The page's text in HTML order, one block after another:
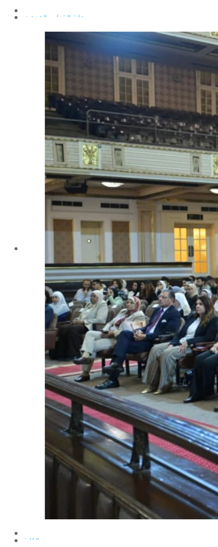
رعاية الشباب والخريجون
رعاية الشباب
الخدمات التى تقدمها الإدارة
كيفية مشاركة الطالب فى النشاط
مستشارى لجان الإتحاد
تليفونات تهمك
الجوائز والمراكز خلال العام الجامعى 2019-2020
الأنشطة الطلابية
2016-2017
2017-2018
2019-2020
2020-2021
الخريجون
ملتقى الخريجين
خريجى الكلية
المستندات المطلوبة لاستخراج شهادات التخرج
الأقسام العلمية
الإجتماع الريفي والإرشاد الزراعي
الأراضى
الإقتصاد الزراعى
الألـــبان
أمراض النبات
الإنتاج الحيواني
بساتين الزينة
بساتين الفاكهة
الحشرات الإقتصادية والمبيدات
الحيوان والنيماتولوجيا الزراعية
الخضر
الصناعات الغذائية
الكيميـــاء الحيوية
النبات الزراعى
المحاصيل
الميكروبيولوجيا الزراعية
الهندسة الزراعية
الوراثة
البرامج التعليمية
برامج اللغة العربية
برامج اللغة الانجليزية
عن الكلية